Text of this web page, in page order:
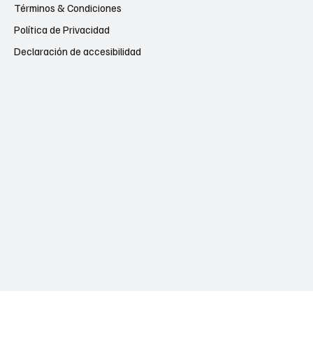
Política de Privacidad
Términos & Condiciones
Declaración de accesibilidad